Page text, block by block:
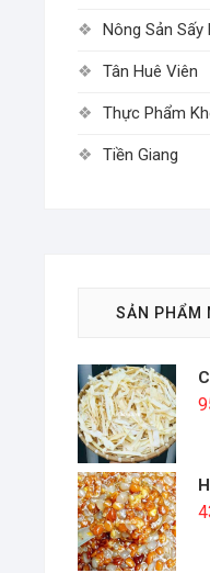
Nông Sản Sấy
Tân Huê Viên
Thực Phẩm
Tiền Giang
SẢN PHẨM